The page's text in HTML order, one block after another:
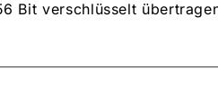
Bit verschlüsselt